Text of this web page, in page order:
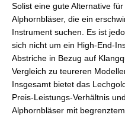
Solist eine gute Alternative
Alphornbläser, die ein
Instrument suchen. Es ist
sich nicht um ein High-End-
Abstriche in Bezug auf
Vergleich zu teureren
Insgesamt bietet das
Preis-Leistungs-Verhältnis
Alphornbläser mit